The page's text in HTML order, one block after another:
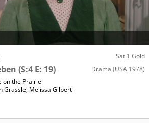
Sat.1 Gold
(S:4 E: 19) Drama (USA 1978)
on the Prairie
Grassle, Melissa Gilbert